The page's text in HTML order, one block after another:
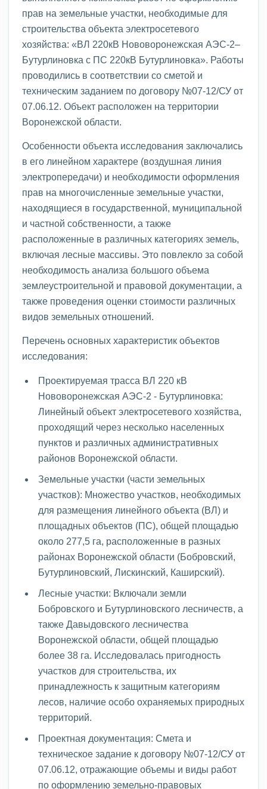
прав на земельные участки, необходимые для
строительства объекта электросетевого
хозяйства: «ВЛ 220кВ Нововоронежская АЭС-2–
Бутурлиновка с ПС 220кВ Бутурлиновка». Работы
проводились в соответствии со сметой и
техническим заданием по договору №07-12/СУ от
07.06.12. Объект расположен на территории
Воронежской области.
Особенности объекта исследования заключались
в его линейном характере (воздушная линия
электропередачи) и необходимости оформления
прав на многочисленные земельные участки,
находящиеся в государственной, муниципальной
и частной собственности, а также
расположенные в различных категориях земель,
включая лесные массивы. Это повлекло за собой
необходимость анализа большого объема
землеустроительной и правовой документации, а
также проведения оценки стоимости различных
видов земельных отношений.
Перечень основных характеристик объектов
исследования:
Проектируемая трасса ВЛ 220 кВ
Нововоронежская АЭС-2 - Бутурлиновка:
Линейный объект электросетевого хозяйства,
проходящий через несколько населенных
пунктов и различных административных
районов Воронежской области.
Земельные участки (части земельных
участков): Множество участков, необходимых
для размещения линейного объекта (ВЛ) и
площадных объектов (ПС), общей площадью
около 277,5 га, расположенные в разных
районах Воронежской области (Бобровский,
Бутурлиновский, Лискинский, Каширский).
Лесные участки: Включали земли
Бобровского и Бутурлиновского лесничеств, а
также Давыдовского лесничества
Воронежской области, общей площадью
более 38 га. Исследовалась пригодность
участков для строительства, их
принадлежность к защитным категориям
лесов, наличие особо охраняемых природных
территорий.
Проектная документация: Смета и
техническое задание к договору №07-12/СУ от
07.06.12, отражающие объемы и виды работ
по оформлению земельно-правовых